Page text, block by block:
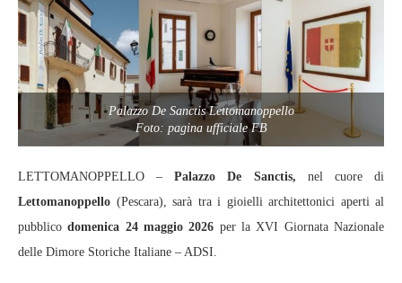
Palazzo De Sanctis Lettomanoppello
Foto: pagina ufficiale FB
LETTOMANOPPELLO –Palazzo De Sanctis, nel cuore di
Lettomanoppello (Pescara), sarà tra i gioielli architettonici aperti al
pubblicodomenica 24 maggio 2026 per la XVI Giornata Nazionale
delle Dimore Storiche Italiane – ADSI.